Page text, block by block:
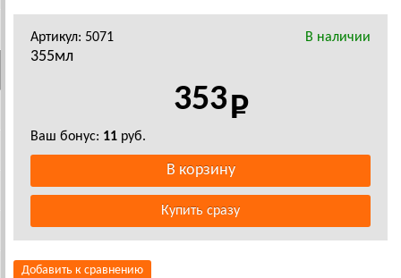
Артикул: 5071 В наличии
355мл
353
Ваш бонус: 11 руб.
Добавить к сравнению